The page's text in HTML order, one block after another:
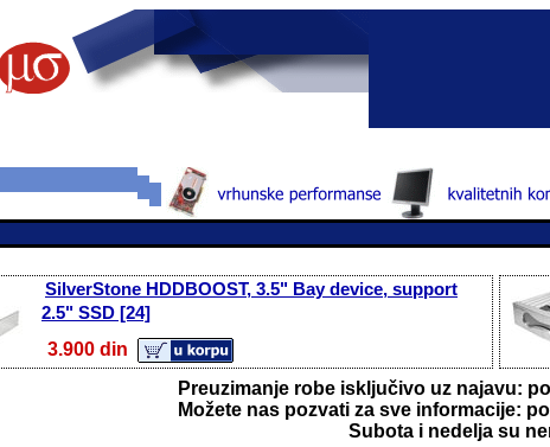
SilverStone HDDBOOST, 3.5" Bay device, support
2.5" SSD [24]
3.900 din
Preuzimanje robe isključivo uz najavu:
Možete nas pozvati za sve informacije:
Subota i nedelja su